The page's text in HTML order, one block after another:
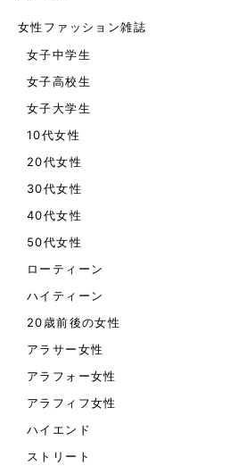
女性ファッション雑誌
女子中学生
女子高校生
女子大学生
10代女性
20代女性
30代女性
40代女性
50代女性
ローティーン
ハイティーン
20歳前後の女性
アラサー女性
アラフォー女性
アラフィフ女性
ハイエンド
ストリート